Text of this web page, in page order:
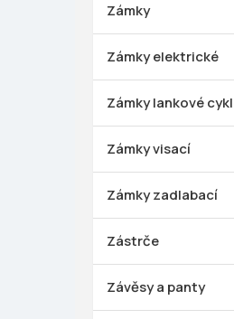
Zámky
Zámky elektrické
Zámky lankové
Zámky visací
Zámky zadlabací
Zástrče
Závěsy a panty